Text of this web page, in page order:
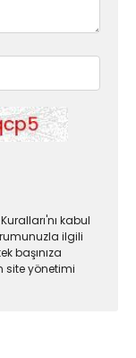
kabul
ilgili
başınıza
site yönetimi